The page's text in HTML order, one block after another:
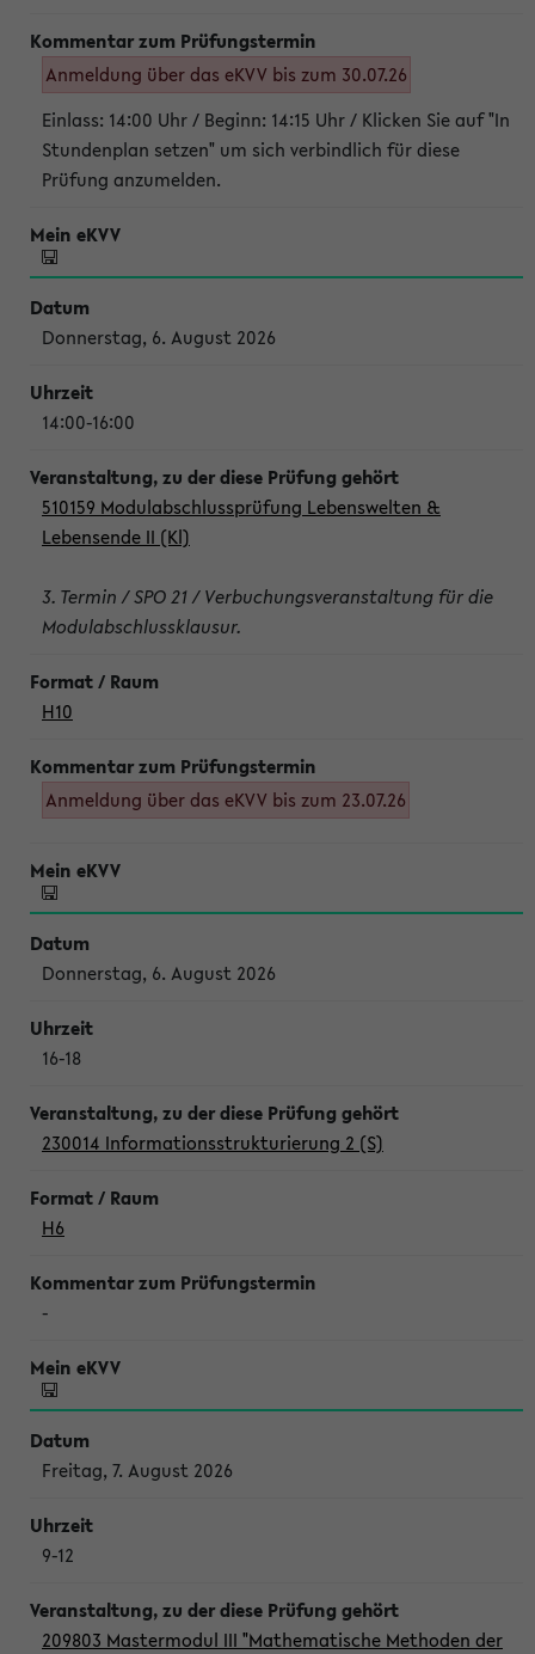
Anmeldung über das eKVV bis zum 30.07.26
Einlass: 14:00 Uhr / Beginn: 14:15 Uhr / Klicken Sie auf "In
Stundenplan setzen" um sich verbindlich für diese
Prüfung anzumelden.
Donnerstag, 6. August 2026
14:00-16:00
510159 Modulabschlussprüfung Lebenswelten &
Lebensende II (Kl)
3. Termin / SPO 21 / Verbuchungsveranstaltung für die
Modulabschlussklausur.
H10
Anmeldung über das eKVV bis zum 23.07.26
Donnerstag, 6. August 2026
16-18
230014 Informationsstrukturierung 2 (S)
H6
-
Freitag, 7. August 2026
9-12
209803 Mastermodul III "Mathematische Methoden der